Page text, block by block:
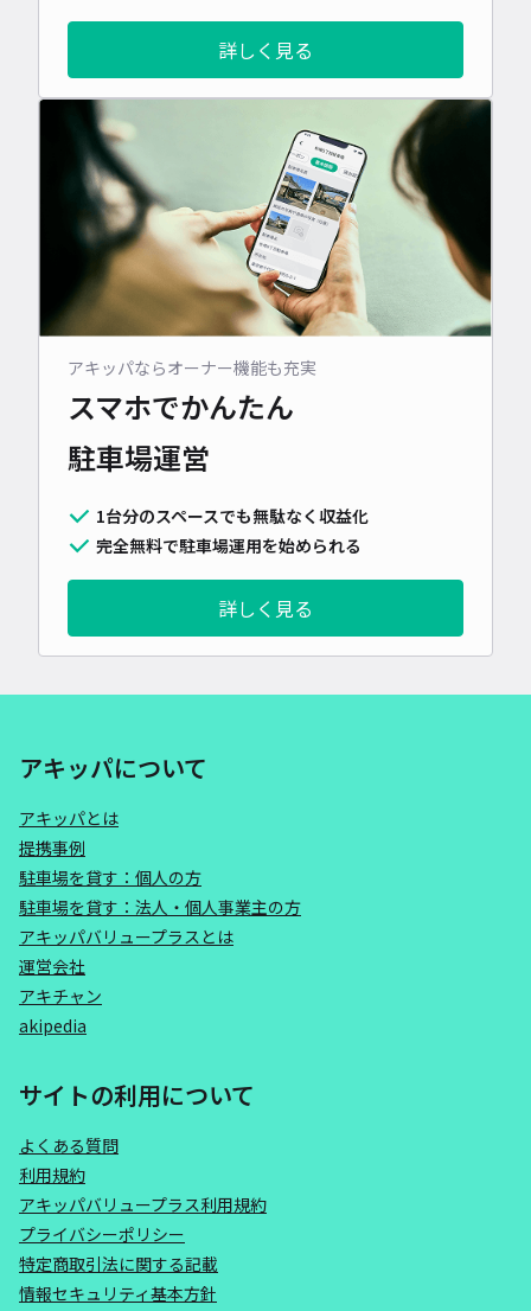
詳しく見る
アキッパならオーナー機能も充実
スマホでかんたん
駐車場運営
1台分のスペースでも無駄なく収益化
完全無料で駐車場運用を始められる
詳しく見る
アキッパについて
アキッパとは
提携事例
駐車場を貸す：個人の方
駐車場を貸す：法人・個人事業主の方
アキッパバリュープラスとは
運営会社
アキチャン
akipedia
サイトの利用について
よくある質問
利用規約
アキッパバリュープラス利用規約
プライバシーポリシー
特定商取引法に関する記載
情報セキュリティ基本方針